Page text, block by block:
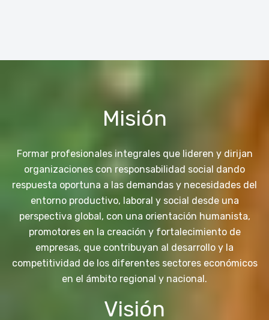
Misión
Formar profesionales integrales que lideren y dirijan
organizaciones con responsabilidad social dando
respuesta oportuna a las demandas y necesidades del
entorno productivo, laboral y social desde una
perspectiva global, con una orientación humanista,
promotores en la creación y fortalecimiento de
empresas, que contribuyan al desarrollo y la
competitividad de los diferentes sectores económicos
en el ámbito regional y nacional.
Visión